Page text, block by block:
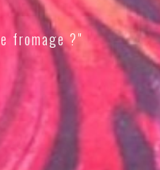
fromage ?"